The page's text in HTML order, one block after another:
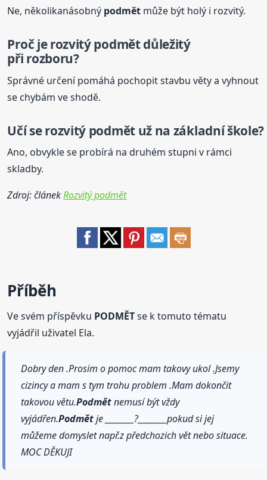
Ne, několikanásobný podmět může být holý i rozvitý.
Proč je rozvitýpodmětdůležitý
při rozboru?
Správné určení pomáhá pochopit stavbu věty a vyhnout
se chybám ve shodě.
Učí se rozvitý podmětuž na základní škole?
Ano, obvykle se probírá na druhém stupni v rámci
skladby.
Zdroj: článekRozvitý podmět
Příběh
Ve svém příspěvku PODMĚTse k tomuto tématu
vyjádřil uživatel Ela.
Dobry den .Prosim o pomoc mam takovy ukol .Jsemy
cizincy a mam s tym trohu problem .Mam dokončit
takovou větu.Podmětnemusí být vždy
vyjádřen.Podmětje ________?________pokud si jej
můžeme domyslet např.z předchozich vět nebo situace.
MOC DĚKUJI